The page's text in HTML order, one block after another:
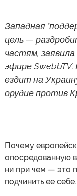
Западная
цель —
частям,
эфире
ездит на
орудие против
Почему
опосредованную
ни при чем — это
подчинить ее себе.